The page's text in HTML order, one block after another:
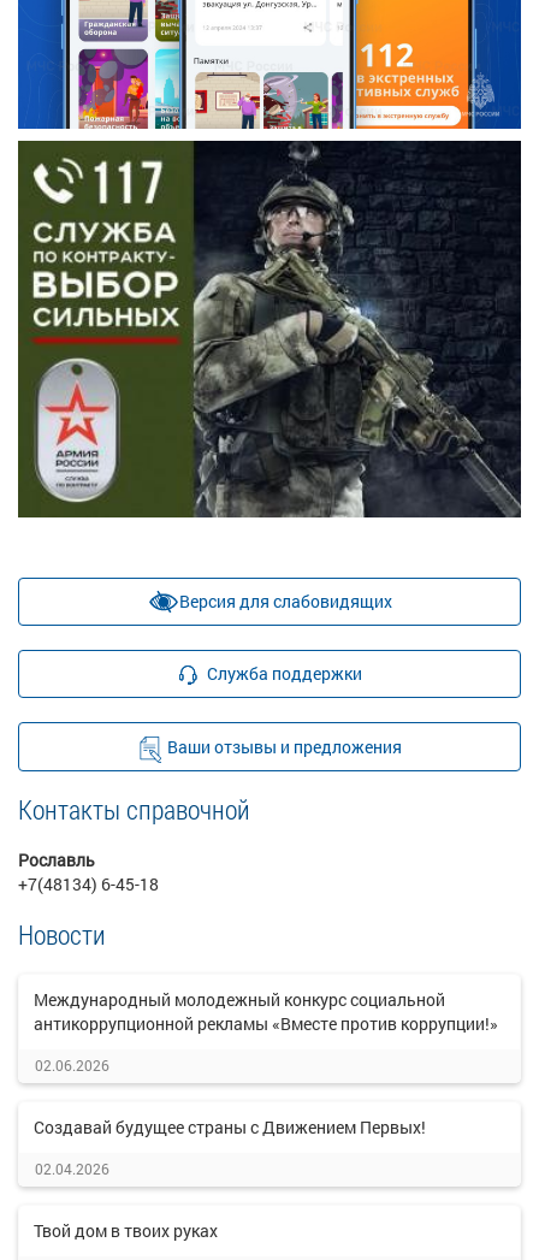
Версия для слабовидящих
Служба поддержки
Ваши отзывы и предложения
Контакты справочной
Рославль
+7(48134) 6-45-18
Новости
Международный молодежный конкурс социальной
антикоррупционной рекламы «Вместе против коррупции!»
02.06.2026
Создавай будущее страны с Движением Первых!
02.04.2026
Твой дом в твоих руках